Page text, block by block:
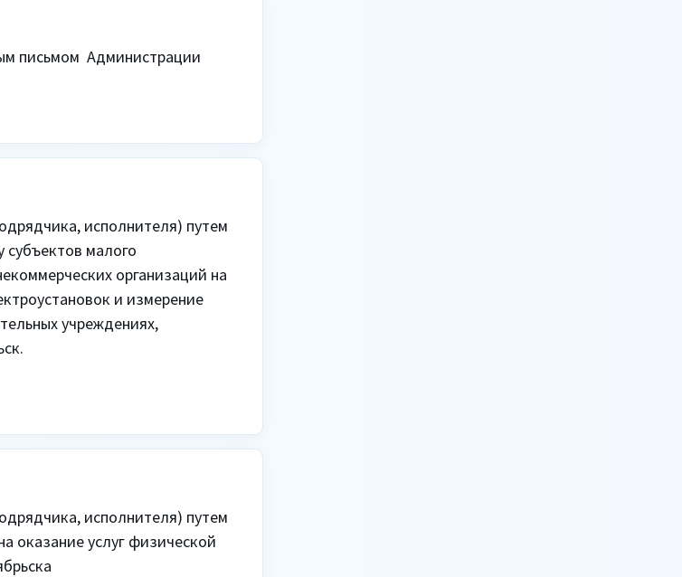
письмом  Администрации
исполнителя) путем
малого
организаций на
и измерение
учреждениях,
исполнителя) путем
оказание услуг физической